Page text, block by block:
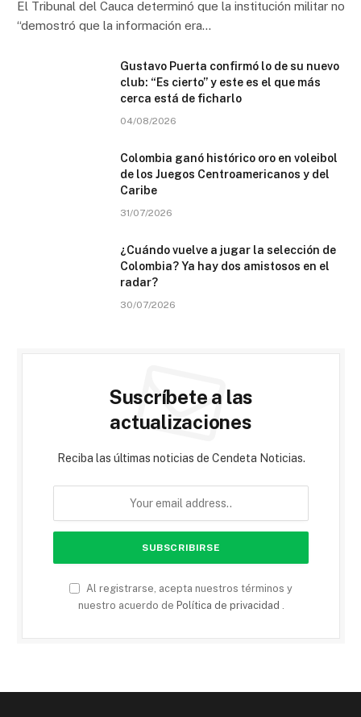
El Tribunal del Cauca determinó que la institución militar no
“demostró que la información era…
Gustavo Puerta confirmó lo de su nuevo
club: “Es cierto” y este es el que más
cerca está de ficharlo
04/08/2026
Colombia ganó histórico oro en voleibol
de los Juegos Centroamericanos y del
Caribe
31/07/2026
¿Cuándo vuelve a jugar la selección de
Colombia? Ya hay dos amistosos en el
radar?
30/07/2026
Suscríbete a las
actualizaciones
Reciba las últimas noticias de Cendeta Noticias.
Al registrarse, acepta nuestros términos y
nuestro acuerdo de Política de privacidad .